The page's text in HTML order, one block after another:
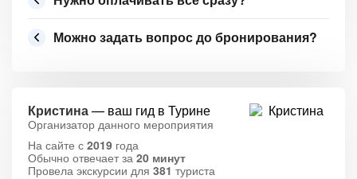
Можно задать вопрос до бронирования?
Кристина— ваш гид в Турине
Организатор данного мероприятия
На сайте с 2019 года
Обычно отвечает за 20 минут
Провела экскурсии для 381 туриста